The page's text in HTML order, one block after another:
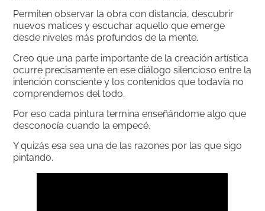
Permiten observar la obra con distancia, descubrir
nuevos matices y escuchar aquello que emerge
desde niveles más profundos de la mente.
Creo que una parte importante de la creación artística
ocurre precisamente en ese diálogo silencioso entre la
intención consciente y los contenidos que todavía no
comprendemos del todo.
Por eso cada pintura termina enseñándome algo que
desconocía cuando la empecé.
Y quizás esa sea una de las razones por las que sigo
pintando.